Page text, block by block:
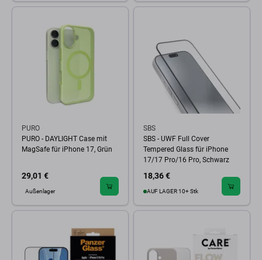
PURO
PURO - DAYLIGHT Case mit
MagSafe für iPhone 17, Grün
29,01 €
Außenlager
SBS
SBS - UWF Full Cover
Tempered Glass für iPhone
17/17 Pro/16 Pro, Schwarz
18,36 €
AUF LAGER 10+ Stk